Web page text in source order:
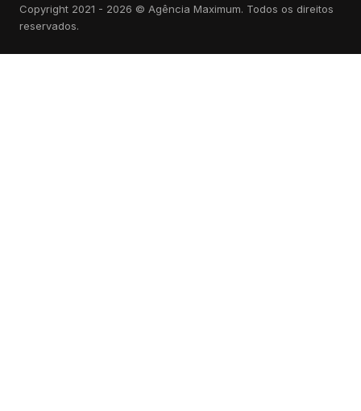
Copyright 2021 - 2026 © Agência Maximum. Todos os direitos
reservados.